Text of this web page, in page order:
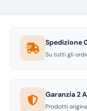
Spedizione
Su tutti gli
Garanzia 2
Prodotti